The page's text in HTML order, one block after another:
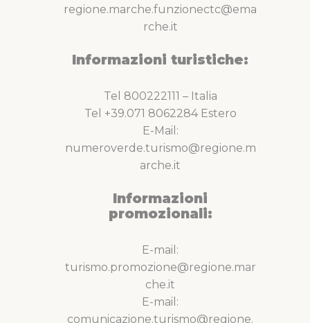
regione.marche.funzionectc@ema
rche.it
Informazioni turistiche:
Tel 800222111 – Italia
Tel +39.071 8062284 Estero
E-Mail:
numeroverde.turismo@regione.m
arche.it
Informazioni
promozionali:
E-mail:
turismo.promozione@regione.mar
che.it
E-mail:
comunicazione.turismo@regione.